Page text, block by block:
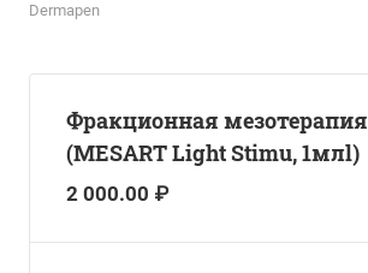
Dermapen
Фракционная мезотерапия
(MESART Light Stimu, 1млl)
2 000.00 ₽